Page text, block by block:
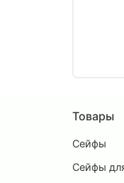
Товары
Сейфы
Сейфы